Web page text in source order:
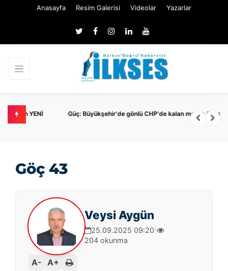
Anasayfa Resim Galerisi Videolar Yazarlar
Güç: Büyükşehir'de gönlü CHP'de kalan meclis üyesi yok
Göç 43
Veysi Aygün
25.09.2025 09:20
204 okunma
A- A+